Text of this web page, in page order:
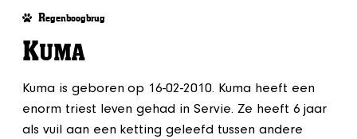
Regenboogbrug
KUMA
Kuma is geboren op 16-02-2010. Kuma heeft een
enorm triest leven gehad in Servie. Ze heeft 6 jaar
als vuil aan een ketting geleefd tussen andere